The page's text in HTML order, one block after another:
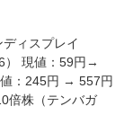
ィスプレイ
） 現値：59円→
：245円 → 557円
株（テンバガ